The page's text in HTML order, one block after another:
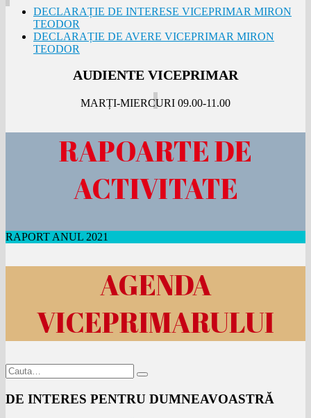
DECLARAȚIE DE INTERESE VICEPRIMAR MIRON
TEODOR
DECLARAȚIE DE AVERE VICEPRIMAR MIRON
TEODOR
AUDIENTE VICEPRIMAR
MARȚI-MIERCURI 09.00-11.00
RAPOARTE DE
ACTIVITATE
RAPORT ANUL 2021
AGENDA
VICEPRIMARULUI
DE INTERES PENTRU DUMNEAVOASTRĂ